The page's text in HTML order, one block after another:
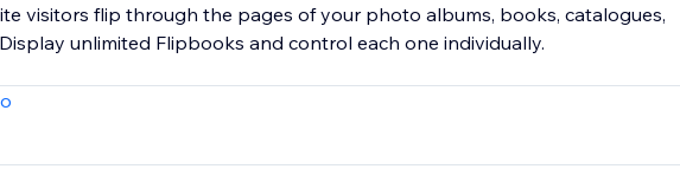
visitors flip through the pages of your photo albums, books, catalogues,
unlimited Flipbooks and control each one individually.